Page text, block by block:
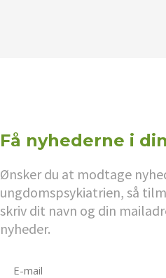
Få nyhederne i
Ønsker du at modtage
ungdomspsykiatrien, så
skriv dit navn og din
nyheder.